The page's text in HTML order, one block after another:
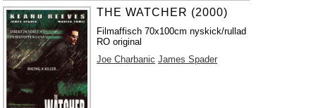
THE WATCHER (2000)
Filmaffisch 70x100cm nyskick/rullad
RO original
Joe Charbanic James Spader